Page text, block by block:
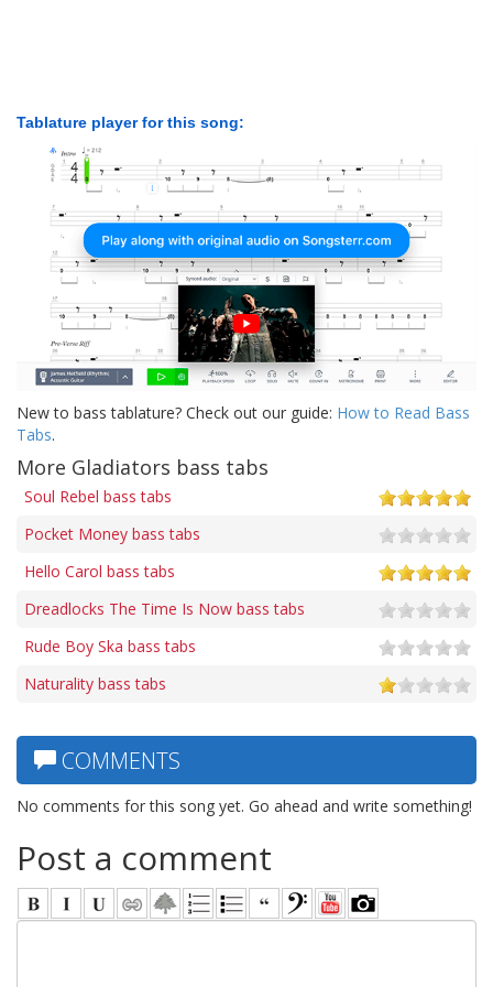
Tablature player for this song:
New to bass tablature? Check out our guide: How to Read Bass
Tabs.
More Gladiators bass tabs
Soul Rebel bass tabs
Pocket Money bass tabs
Hello Carol bass tabs
Dreadlocks The Time Is Now bass tabs
Rude Boy Ska bass tabs
Naturality bass tabs
COMMENTS
No comments for this song yet. Go ahead and write something!
Post a comment